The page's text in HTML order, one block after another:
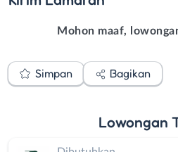
Mohon maaf,
Simpan Bagikan
Lowongan